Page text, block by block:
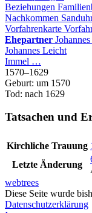
Beziehungen
Nachkommen
Vorfahrenkarte
Ehepartner Johannes
Johannes Leicht
Immel …
1570–1629
Geburt: um 1570
Tod: nach 1629
Tatsachen und
Kirchliche Trauung
Letzte Änderung
webtrees
Diese Seite wurde
Datenschutzerklärung